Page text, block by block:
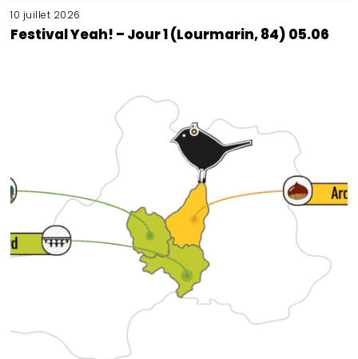
10 juillet 2026
Festival Yeah! – Jour 1 (Lourmarin, 84) 05.06